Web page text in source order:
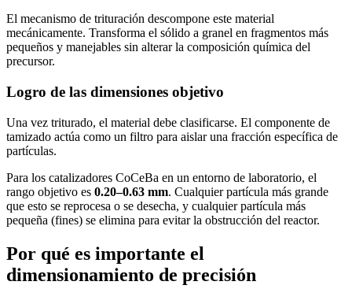
El mecanismo de trituración descompone este material
mecánicamente. Transforma el sólido a granel en fragmentos más
pequeños y manejables sin alterar la composición química del
precursor.
Logro de las dimensiones objetivo
Una vez triturado, el material debe clasificarse. El componente de
tamizado actúa como un filtro para aislar una fracción específica de
partículas.
Para los catalizadores CoCeBa en un entorno de laboratorio, el
rango objetivo es 0.20–0.63 mm. Cualquier partícula más grande
que esto se reprocesa o se desecha, y cualquier partícula más
pequeña (fines) se elimina para evitar la obstrucción del reactor.
Por qué es importante el
dimensionamiento de precisión